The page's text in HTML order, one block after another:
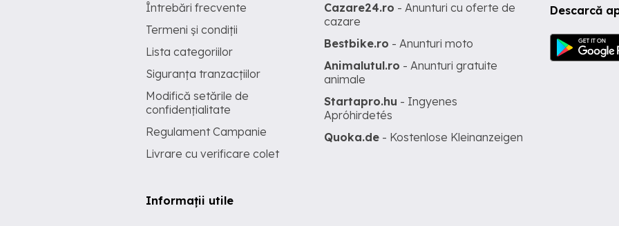
Descarcă
Întrebări frecvente
Termeni și condiții
Lista categoriilor
Siguranța tranzacțiilor
Modifică setările de
confidențialitate
Regulament Campanie
Livrare cu verificare colet
Informații utile
Cazare24.ro - Anunturi cu oferte de
cazare
Bestbike.ro - Anunturi moto
Animalutul.ro - Anunturi gratuite
animale
Startapro.hu - Ingyenes
Apróhirdetés
Quoka.de - Kostenlose Kleinanzeigen